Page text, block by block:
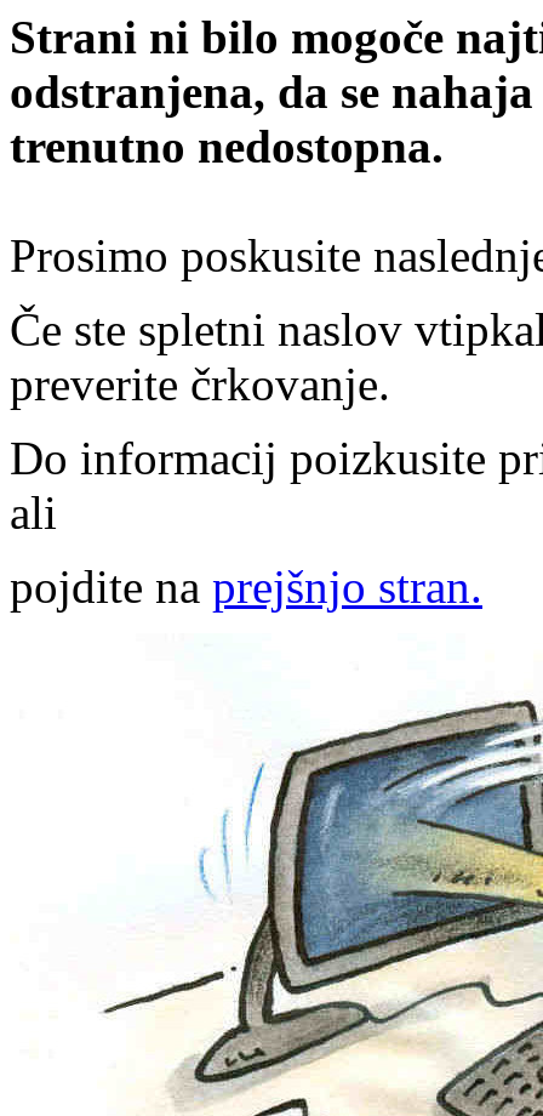
Strani ni bilo mogoče
odstranjena, da se
trenutno nedostopna.
Prosimo poskusite
Če ste spletni naslov
preverite črkovanje.
Do informacij poizkusite
ali
pojdite na prejšnjo stran.